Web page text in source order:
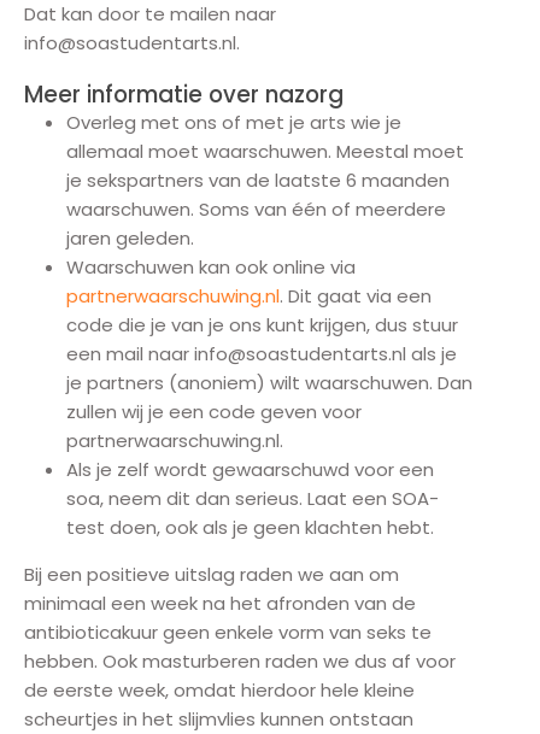
Dat kan door te mailen naar
info@soastudentarts.nl.
Meer informatie over nazorg
Overleg met ons of met je arts wie je
allemaal moet waarschuwen. Meestal moet
je sekspartners van de laatste 6 maanden
waarschuwen. Soms van één of meerdere
jaren geleden.
Waarschuwen kan ook online via
partnerwaarschuwing.nl. Dit gaat via een
code die je van je ons kunt krijgen, dus stuur
een mail naar info@soastudentarts.nl als je
je partners (anoniem) wilt waarschuwen. Dan
zullen wij je een code geven voor
partnerwaarschuwing.nl.
Als je zelf wordt gewaarschuwd voor een
soa, neem dit dan serieus. Laat een SOA-
test doen, ook als je geen klachten hebt.
Bij een positieve uitslag raden we aan om
minimaal een week na het afronden van de
antibioticakuur geen enkele vorm van seks te
hebben. Ook masturberen raden we dus af voor
de eerste week, omdat hierdoor hele kleine
scheurtjes in het slijmvlies kunnen ontstaan